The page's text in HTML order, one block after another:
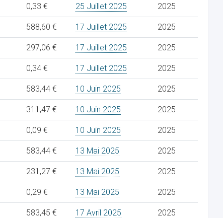
0,33 € 25 Juillet 2025 2025
588,60 € 17 Juillet 2025 2025
297,06 € 17 Juillet 2025 2025
0,34 € 17 Juillet 2025 2025
583,44 € 10 Juin 2025 2025
311,47 € 10 Juin 2025 2025
0,09 € 10 Juin 2025 2025
583,44 € 13 Mai 2025 2025
231,27 € 13 Mai 2025 2025
0,29 € 13 Mai 2025 2025
583,45 € 17 Avril 2025 2025